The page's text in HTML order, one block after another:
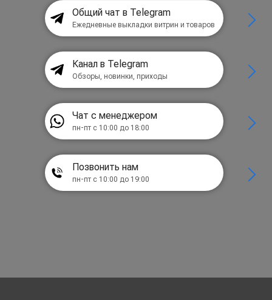
Общий чат в Telegram
Ежедневные выкладки витрин и товаров
Канал в Telegram
Обзоры, новинки, приходы
Чат с менеджером
пн-пт с 10:00 до 18:00
Позвонить нам
пн-пт с 10:00 до 19:00